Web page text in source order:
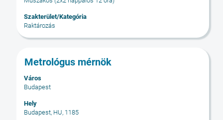
összes
Szakterület/Kategória
Raktározás
megtekintéséhez.
Cím
Metrológus mérnök
Város
Budapest
Hely
Budapest, HU, 1185
Jelölje
a
szóköz
billentyűvel
az